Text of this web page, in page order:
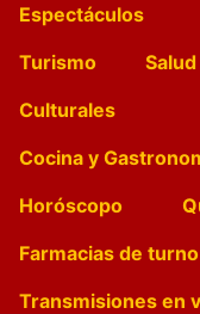
Espectáculos
Turismo
Salud
Culturales
Cocina y
Horóscopo
Farmacias de turno
Transmisiones en